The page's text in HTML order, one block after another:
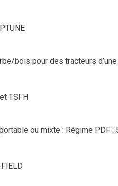
bois pour des tracteurs
TSFH
ou mixte : Régime PDF